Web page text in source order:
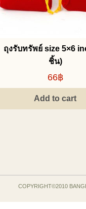
ถุงรับทรัพย์ size 5×6
ชิ้น)
66฿
Add to cart
COPYRIGHT©2010